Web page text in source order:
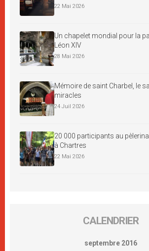
22 Mai 2026
Un chapelet mondial pour la
Léon XIV
28 Mai 2026
Mémoire de saint Charbel, le
miracles
24 Juil 2026
20 000 participants au
à Chartres
22 Mai 2026
CALENDRIER
septembre 2016